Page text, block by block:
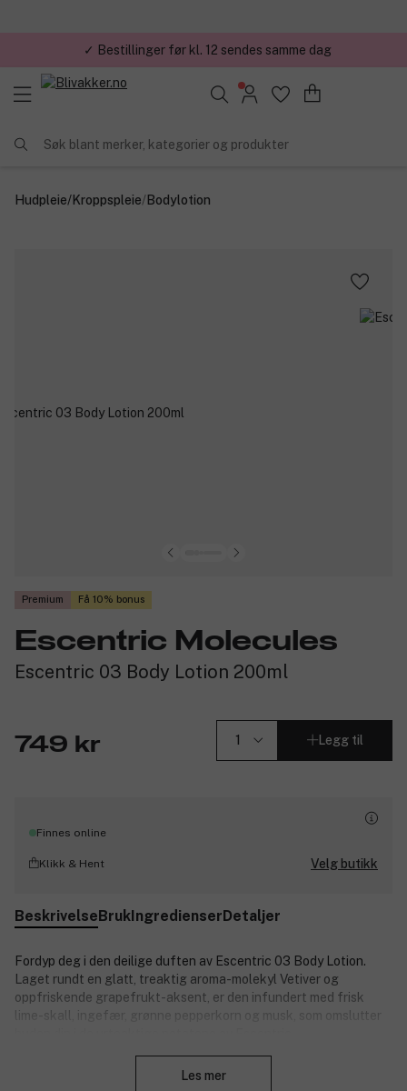
✓ Bestillinger før kl. 12 sendes samme dag
Søk blant merker, kategorier og produkter
Hudpleie/Kroppspleie/Bodylotion
Premium Få 10% bonus
Escentric Molecules
Escentric 03 Body Lotion 200ml
749 kr Legg til
Finnes online
Klikk & Hent Velg butikk
BeskrivelseBrukIngredienserDetaljer
Fordyp deg i den deilige duften av Escentric 03 Body Lotion.
Laget rundt en glatt, treaktig aroma-molekyl Vetiver og
oppfriskende grapefrukt-aksent, er den infundert med frisk
lime-skall, ingefær, grønne pepperkorn og musk, som omslutter
Escentric 03 Body Lotion representerer den perfekte fusjonen
Les mer